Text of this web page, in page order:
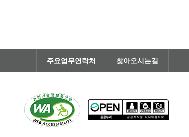
주요업무연락처 찾아오시는길